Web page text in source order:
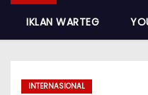
IKLAN WARTEG
INTERNASIONAL